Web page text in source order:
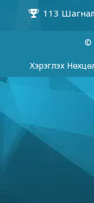
©
Хэрэглэх